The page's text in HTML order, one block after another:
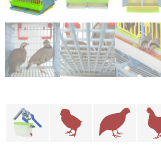
Būru daļas un piederumi
Brūderi un Būri